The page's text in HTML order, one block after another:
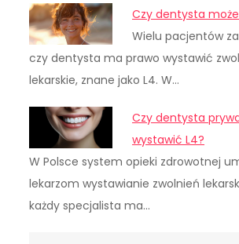
Czy dentysta
Wielu pacjentów
czy dentysta ma prawo wystawić
lekarskie, znane jako L4. W…
Czy dentysta
wystawić L4?
W Polsce system opieki zdrowotnej
lekarzom wystawianie zwolnień
każdy specjalista ma…